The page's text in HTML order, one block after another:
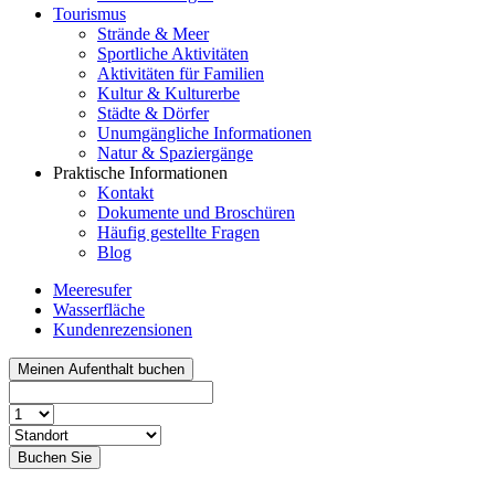
Tourismus
Strände & Meer
Sportliche Aktivitäten
Aktivitäten für Familien
Kultur & Kulturerbe
Städte & Dörfer
Unumgängliche Informationen
Natur & Spaziergänge
Praktische Informationen
Kontakt
Dokumente und Broschüren
Häufig gestellte Fragen
Blog
Meeresufer
Wasserfläche
Kundenrezensionen
Meinen Aufenthalt buchen
Buchen Sie